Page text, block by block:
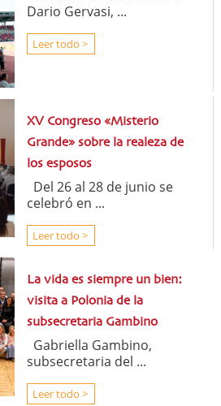
Dario Gervasi, ...
Leer todo >
XV Congreso «Misterio
Grande» sobre la realeza de
los esposos
Del 26 al 28 de junio se
celebró en ...
Leer todo >
La vida es siempre un bien:
visita a Polonia de la
subsecretaria Gambino
Gabriella Gambino,
subsecretaria del ...
Leer todo >